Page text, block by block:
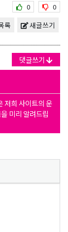
0 0
새글쓰기
록
댓글쓰기
저희 사이트의 운
미리 알려드립